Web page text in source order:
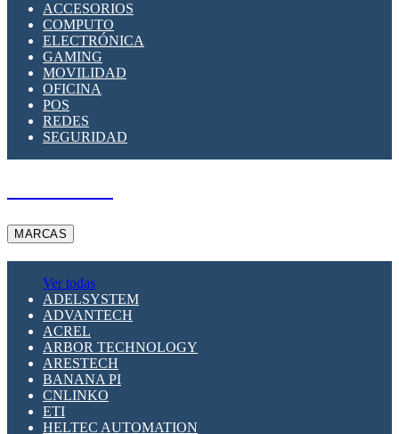
SUPRESOR DE TRANSIENTES SPDS PARA
APLICACIONES FOTOVOLTAICAS
ACCESORIOS
COMPUTO
ELECTRÓNICA
GAMING
MOVILIDAD
OFICINA
POS
REDES
SEGURIDAD
MARCAS
Ver todas
ADELSYSTEM
ADVANTECH
ACREL
ARBOR TECHNOLOGY
ARESTECH
BANANA PI
CNLINKO
ETI
HELTEC AUTOMATION